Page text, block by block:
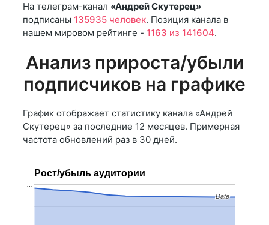
На телеграм-канал «Андрей Скутерец»
подписаны 135935 человек. Позиция канала в
нашем мировом рейтинге - 1163 из 141604.
Анализ прироста/убыли
подписчиков на графике
График отображает статистику канала «Андрей
Скутерец» за последние 12 месяцев. Примерная
частота обновлений раз в 30 дней.
Рост/убыль аудитории
…
Date
Date